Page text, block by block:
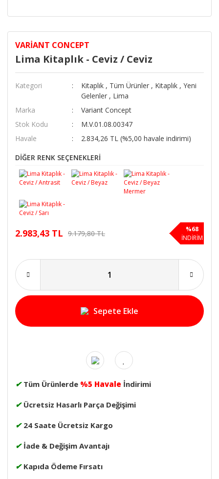
VARIANT CONCEPT
Lima Kitaplık - Ceviz / Ceviz
Kategori Kitaplık , Tüm Ürünler , Kitaplık , Yeni
Gelenler , Lima
Marka
Variant Concept
Stok Kodu
M.V.01.08.00347
Havale
2.834,26 TL (%5,00 havale indirimi)
DİĞER RENK SEÇENEKLERİ
2.983,43 TL 9.179,80 TL
%68
İNDİRİM
Sepete Ekle
✔ Tüm Ürünlerde %5 Havale İndirimi
✔ Ücretsiz Hasarlı Parça Değişimi
✔ 24 Saate Ücretsiz Kargo
✔ İade & Değişim Avantajı
✔ Kapıda Ödeme Fırsatı